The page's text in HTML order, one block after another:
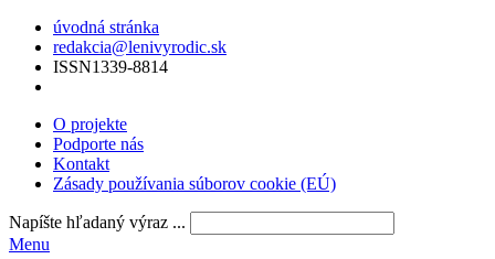
úvodná stránka
redakcia@lenivyrodic.sk
ISSN1339-8814
O projekte
Podporte nás
Kontakt
Zásady používania súborov cookie (EÚ)
Napíšte hľadaný výraz ...
Menu